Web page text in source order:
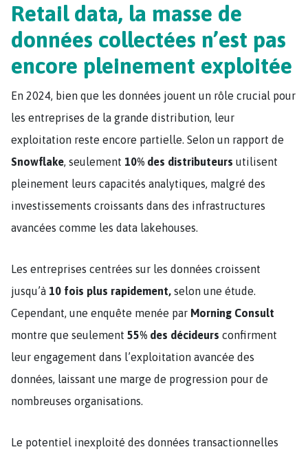
Retail data, la masse de
données collectées n’est pas
encore pleinement exploitée
En 2024, bien que les données jouent un rôle crucial pour
les entreprises de la grande distribution, leur
exploitation reste encore partielle. Selon un rapport de
Snowflake, seulement 10% des distributeurs utilisent
pleinement leurs capacités analytiques, malgré des
investissements croissants dans des infrastructures
avancées comme les data lakehouses​.
Les entreprises centrées sur les données croissent
jusqu’à 10 fois plus rapidement, selon une étude.
Cependant, une enquête menée par Morning Consult
montre que seulement 55% des décideurs confirment
leur engagement dans l’exploitation avancée des
données, laissant une marge de progression pour de
nombreuses organisations​.
Le potentiel inexploité des données transactionnelles